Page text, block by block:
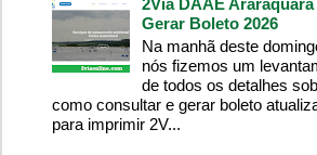
Gerar Boleto 2026
Na manhã deste
nós fizemos um
de todos os detalhes
como consultar e gerar boleto
para imprimir 2V...